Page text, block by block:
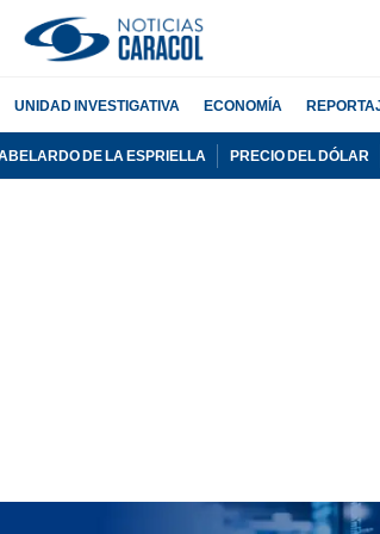
UNIDAD INVESTIGATIVA ECONOMÍA
DE LA ESPRIELLA PRECIO DEL DÓLAR